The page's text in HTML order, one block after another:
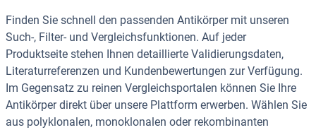
Finden Sie schnell den passenden Antikörper mit unseren
Such-, Filter- und Vergleichsfunktionen. Auf jeder
Produktseite stehen Ihnen detaillierte Validierungsdaten,
Literaturreferenzen und Kundenbewertungen zur Verfügung.
Im Gegensatz zu reinen Vergleichsportalen können Sie Ihre
Antikörper direkt über unsere Plattform erwerben. Wählen Sie
aus polyklonalen, monoklonalen oder rekombinanten